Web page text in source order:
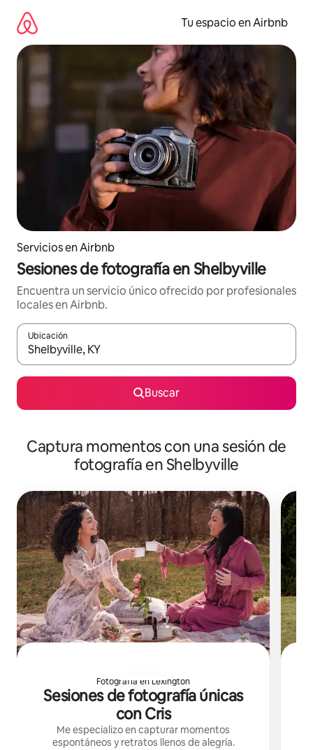
contenido
Tu espacio en Airbnb
Servicios en Airbnb
Sesiones de fotografía en Shelbyville
Encuentra un servicio único ofrecido por profesionales
locales en Airbnb.
Ubicación
Cuando los resultados estén disponibles, podrás navegar
Buscar
Captura momentos con una sesión de
fotografía en Shelbyville
Fotografía en Lexington
Sesiones de fotografía únicas
con Cris
Me especializo en capturar momentos
espontáneos y retratos llenos de alegría.